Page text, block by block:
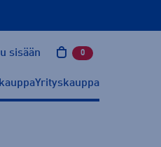
sisään 0 tuotetta
Yrityskauppa